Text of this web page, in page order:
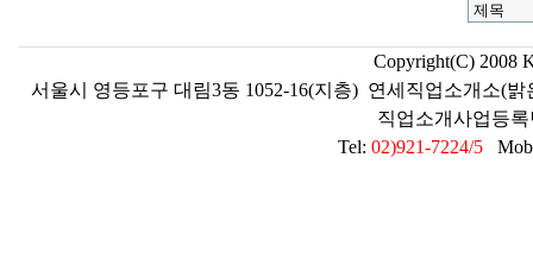
Copyright(C) 2008
서울시 영등포구 대림3동 1052-16(지층) 연세직업소개소(
직업소개사업등
Tel: 02)921-7224/5